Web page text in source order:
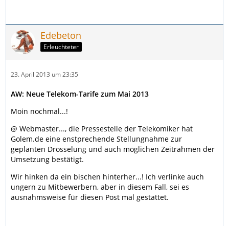
Edebeton
Erleuchteter
23. April 2013 um 23:35
AW: Neue Telekom-Tarife zum Mai 2013
Moin nochmal...!
@ Webmaster..., die Pressestelle der Telekomiker hat
Golem.de eine enstprechende Stellungnahme zur
geplanten Drosselung und auch möglichen Zeitrahmen der
Umsetzung bestätigt.
Wir hinken da ein bischen hinterher...! Ich verlinke auch
ungern zu Mitbewerbern, aber in diesem Fall, sei es
ausnahmsweise für diesen Post mal gestattet.